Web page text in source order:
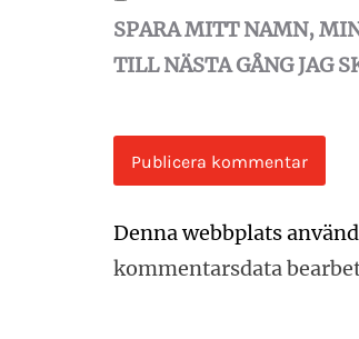
SPARA MITT NAMN,
TILL NÄSTA GÅNG JAG
Denna webbplats
kommentarsdata